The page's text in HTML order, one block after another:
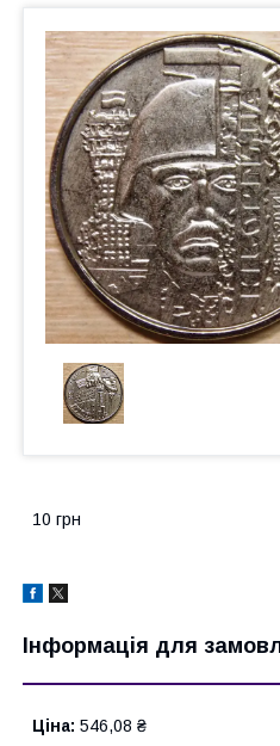
10 грн
Інформація для
Ціна: 546,08 ₴